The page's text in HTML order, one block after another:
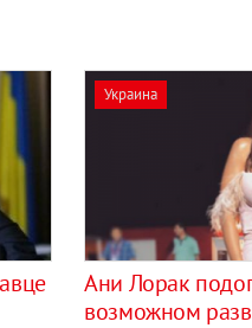
Украина
Ани Лорак
возможном